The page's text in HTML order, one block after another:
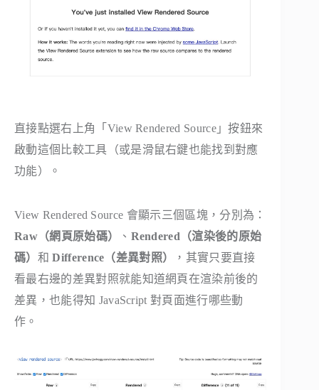
直接點選右上角「View Rendered Source」按鈕來
啟動這個比較工具（或是滑鼠右鍵也能找到對應
功能）。
View Rendered Source 會顯示三個區塊，分別為：
Raw（網頁原始碼）
、 Rendered（渲染後的原始
碼） 和Difference（差異對照）
，其實只要直接
看最右邊的差異對照就能知道網頁在渲染前後的
差異，也能得知 JavaScript 對頁面進行哪些動
作。